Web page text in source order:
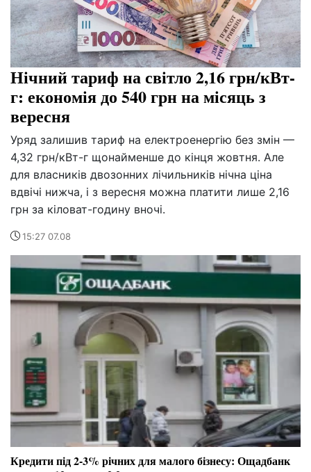
Нічний тариф на світло 2,16 грн/кВт-
г: економія до 540 грн на місяць з
вересня
Уряд залишив тариф на електроенергію без змін —
4,32 грн/кВт-г щонайменше до кінця жовтня. Але
для власників двозонних лічильників нічна ціна
вдвічі нижча, і з вересня можна платити лише 2,16
грн за кіловат-годину вночі.
15:27 07.08
Кредити під 2-3% річних для малого бізнесу: Ощадбанк